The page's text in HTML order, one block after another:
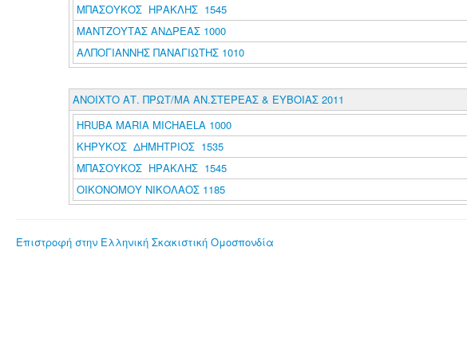
ΜΠΑΣΟΥΚΟΣ ΗΡΑΚΛΗΣ 1545
ΜΑΝΤΖΟΥΤΑΣ ΑΝΔΡΕΑΣ 1000
ΑΛΠΟΓΙΑΝΝΗΣ ΠΑΝΑΓΙΩΤΗΣ 1010
ΑΝΟΙΧΤΟ ΑΤ. ΠΡΩΤ/ΜΑ ΑΝ.ΣΤΕΡΕΑΣ & ΕΥΒΟΙΑΣ 2011
HRUBA MARIA MICHAELA 1000
ΚΗΡΥΚΟΣ ΔΗΜΗΤΡΙΟΣ 1535
ΜΠΑΣΟΥΚΟΣ ΗΡΑΚΛΗΣ 1545
ΟΙΚΟΝΟΜΟΥ ΝΙΚΟΛΑΟΣ 1185
Επιστροφή στην Ελληνική Σκακιστική Ομοσπονδία